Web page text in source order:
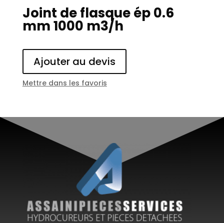
Joint de flasque ép 0.6
mm 1000 m3/h
Ajouter au devis
Mettre dans les favoris